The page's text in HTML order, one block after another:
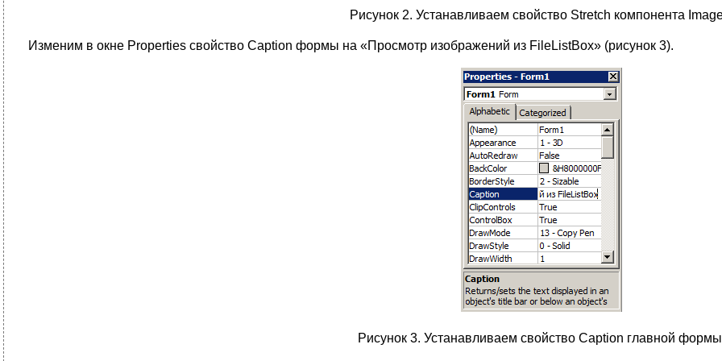
Рисунок 2. Устанавливаем свойство Stretch компонента
Изменим в окне Properties свойство Caption формы на «Просмотр изображений из FileListBox» (рисунок 3).
Рисунок 3. Устанавливаем свойство Caption главной